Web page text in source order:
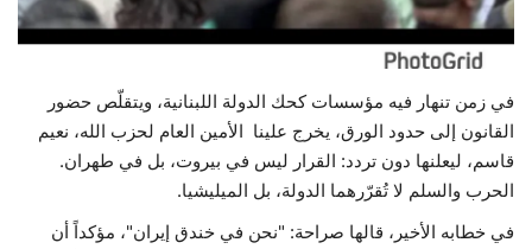
في زمن تنهار فيه مؤسسات كحك الدولة اللبنانية، ويتقلّص حضور
القانون إلى حدود الورق، يخرج علينا الأمين العام لحزب الله، نعيم
قاسم، ليعلنها دون تردد: القرار ليس في بيروت، بل في طهران.
الحرب والسلم لا تُقرّرهما الدولة، بل الميليشيا.
في خطابه الأخير، قالها صراحة: "نحن في خندق إيران"، مؤكداً أن